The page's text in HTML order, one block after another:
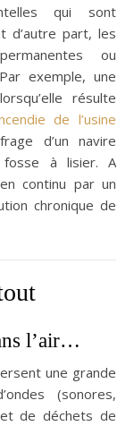
qui sont
d’autre part, les
ou
exemple, une
résulte
de l’usine
d’un navire
fosse à lisier. A
continu par un
chronique de
l’air…
une grande
(sonores,
et de déchets de